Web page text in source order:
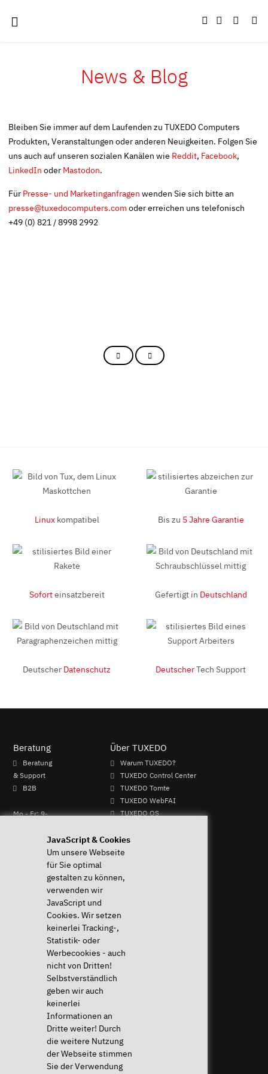
JavaScript & Cookies
Um unsere Webseite
für Sie optimal
gestalten zu können,
verwenden wir
JavaScript und
Cookies. Wir setzen
keinerlei Tracking-,
Statistik- oder
Werbecookies - auch
nicht von Dritten!
Selbstverständlich
geben wir auch
keinerlei
Informationen an
Dritte weiter! Durch
die weitere Nutzung
der Webseite stimmen
Sie der Verwendung
News & Blog
Bleiben Sie immer auf dem Laufenden zu TUXEDO Computers
Produkten, Veranstaltungen oder anderen Neuigkeiten. Folgen Sie
uns auch auf unseren sozialen Kanälen wie Reddit, Facebook,
LinkedIn oder Mastodon.
Für Presse- und Marketinganfragen wenden Sie sich bitte an
presse@tuxedocomputers.comoder erreichen uns telefonisch
+49 (0) 821 / 8998 2992
Linuxkompatibel Bis zu 5 Jahre Garantie
Soforteinsatzbereit Gefertigt in Deutschland
Deutscher Datenschutz DeutscherTech Support
Beratung
Beratung
& Support
B2B
Mo - Fr: 9-
Widerruf ausführen
Über TUXEDO
Warum TUXEDO?
TUXEDO Control Center
TUXEDO Tomte
TUXEDO WebFAI
TUXEDO OS
Individuelle Logos und
Tastaturen
Hilfe & Support
Häufige Fragen (FAQ)
Downloads & Treiber
Systemdiagnose
Anleitungen
Hilfe für mein Gerät
Widerrufsrecht
Versandkosten & Lieferzeiten
Zahlungsarten
Community